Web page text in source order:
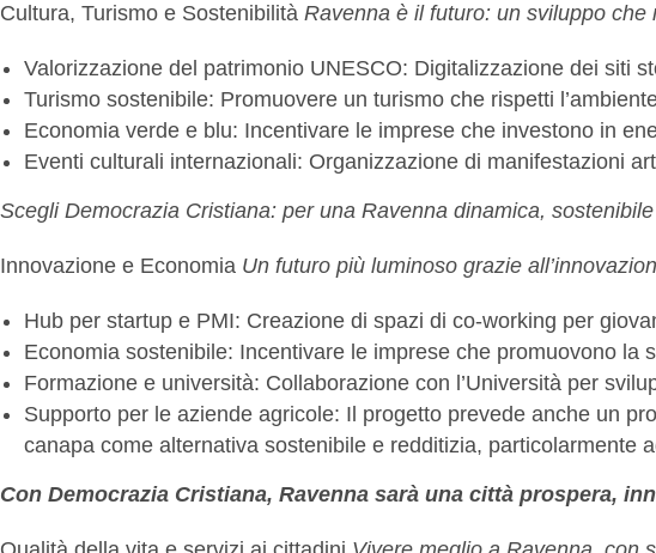
Cultura, Turismo e Sostenibilità Ravenna è il futuro: un sviluppo che
Valorizzazione del patrimonio UNESCO: Digitalizzazione dei siti
Turismo sostenibile: Promuovere un turismo che rispetti
Economia verde e blu: Incentivare le imprese che investono in
Eventi culturali internazionali: Organizzazione di manifestazioni
Scegli Democrazia Cristiana: per una Ravenna dinamica,
Innovazione e Economia Un futuro più luminoso grazie
Hub per startup e PMI: Creazione di spazi di co-working per
Economia sostenibile: Incentivare le imprese che promuovono la
Formazione e università: Collaborazione con l’Università per
Supporto per le aziende agricole: Il progetto prevede anche un
canapa come alternativa sostenibile e redditizia, particolarmente
Con Democrazia Cristiana, Ravenna sarà una città prospera,